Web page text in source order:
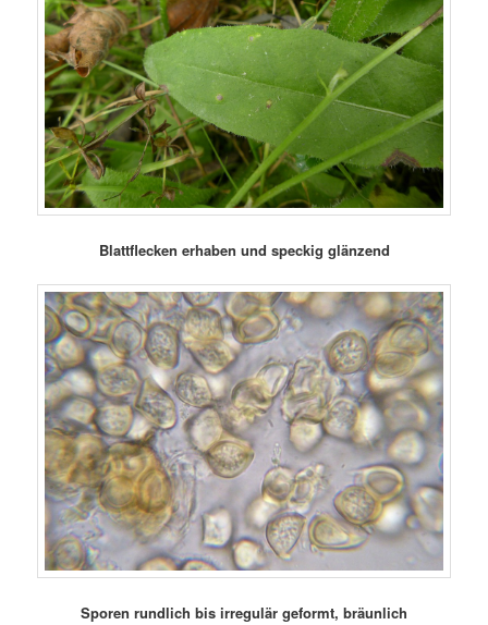
Blattflecken erhaben und speckig glänzend
Sporen rundlich bis irregulär geformt, bräunlich